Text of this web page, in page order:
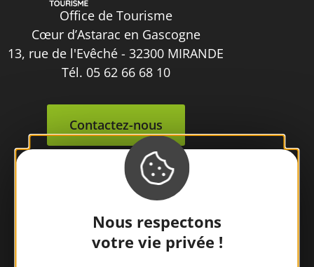
Nous respectons
votre vie privée !
Office de Tourisme
Cœur d’Astarac en Gascogne
13, rue de l'Evêché - 32300 MIRANDE
Tél. 05 62 66 68 10
Contactez-nous